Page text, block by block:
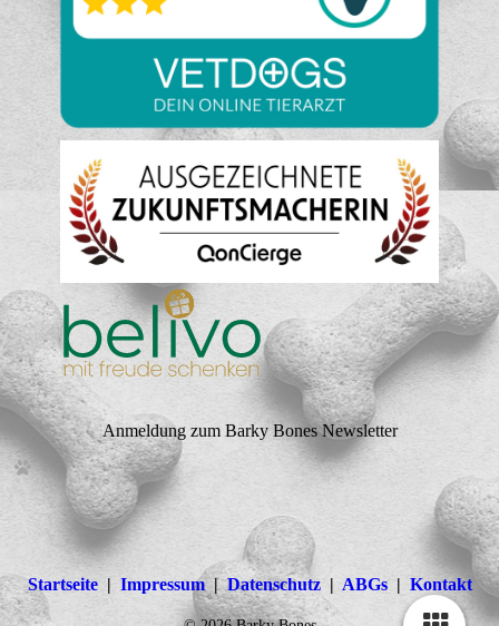
Anmeldung zum Barky Bones Newsletter
Startseite| Impressum|Datenschutz| ABGs| Kontakt